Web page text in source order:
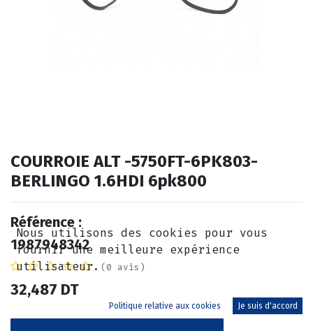
COURROIE ALT -5750FT-6PK803-
BERLINGO 1.6HDI 6pk800
Référence :
1987948342
(0 avis)
32,487 DT
Nous utilisons des cookies pour vous
fournir une meilleure expérience
utilisateur.
Politique relative aux cookies Je suis d'accord